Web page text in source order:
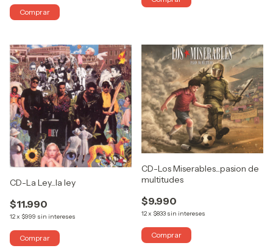
CD-La Ley...la ley
$11.990
12x $999 sin intereses
CD-Los Miserables...pasion de
multitudes
$9.990
12x $833 sin intereses